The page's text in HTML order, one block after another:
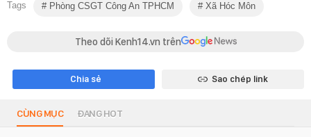
Tags Phòng CSGT Công An TPHCM Xã Hóc Môn
Theo dõi Kenh14.vn trên
Chia sẻ Sao chép link
CÙNG MỤC ĐANG HOT